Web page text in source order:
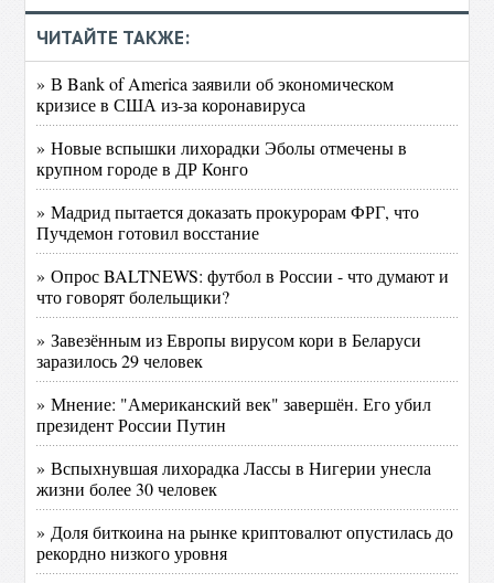
ЧИТАЙТЕ ТАКЖЕ:
» В Bank of America заявили об экономическом
кризисе в США из-за коронавируса
» Новые вспышки лихорадки Эболы отмечены в
крупном городе в ДР Конго
» Мадрид пытается доказать прокурорам ФРГ, что
Пучдемон готовил восстание
» Опрос BALTNEWS: футбол в России - что думают и
что говорят болельщики?
» Завезённым из Европы вирусом кори в Беларуси
заразилось 29 человек
» Мнение: "Американский век" завершён. Его убил
президент России Путин
» Вспыхнувшая лихорадка Лассы в Нигерии унесла
жизни более 30 человек
» Доля биткоина на рынке криптовалют опустилась до
рекордно низкого уровня